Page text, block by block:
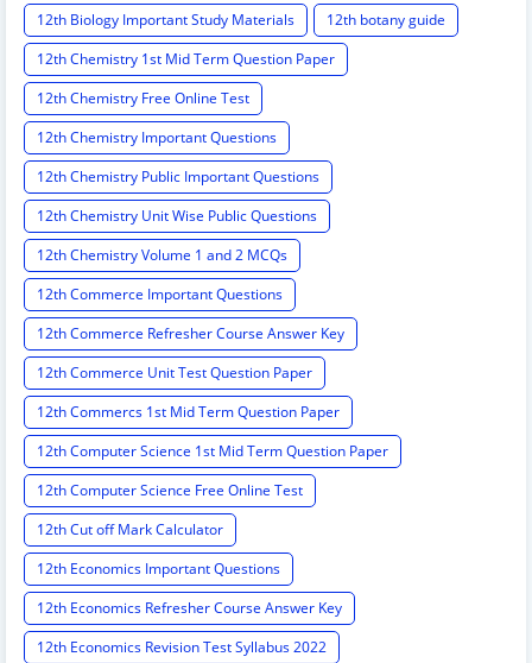
12th Biology Important Study Materials
12th botany guide
12th Chemistry 1st Mid Term Question Paper
12th Chemistry Free Online Test
12th Chemistry Important Questions
12th Chemistry Public Important Questions
12th Chemistry Unit Wise Public Questions
12th Chemistry Volume 1 and 2 MCQs
12th Commerce Important Questions
12th Commerce Refresher Course Answer Key
12th Commerce Unit Test Question Paper
12th Commercs 1st Mid Term Question Paper
12th Computer Science 1st Mid Term Question Paper
12th Computer Science Free Online Test
12th Cut off Mark Calculator
12th Economics Important Questions
12th Economics Refresher Course Answer Key
12th Economics Revision Test Syllabus 2022